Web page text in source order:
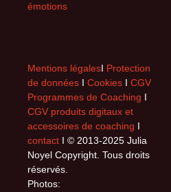
émotions
Mentions légalesI Protection
de données I Cookies I CGV
Programmes de Coaching I
CGV produits digitaux et
accessoires de coaching I
contact I © 2013-2025 Julia
Noyel Copyright. Tous droits
réservés.
Photos: